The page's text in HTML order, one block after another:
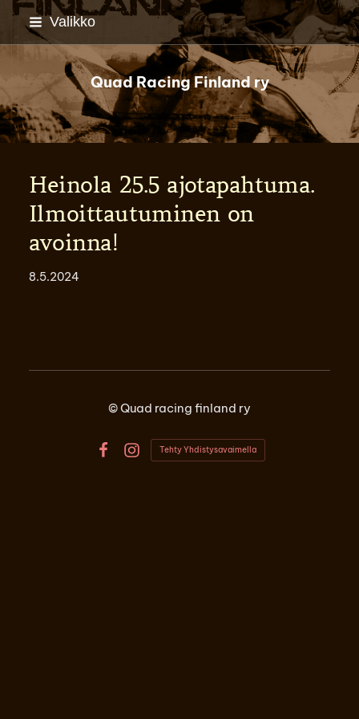
Siirry
sivun
sisältöön
Valikko
Quad Racing Finland ry
Heinola 25.5 ajotapahtuma.
Ilmoittautuminen on
avoinna!
8.5.2024
©Quad racing finland ry
Tehty Yhdistysavaimella